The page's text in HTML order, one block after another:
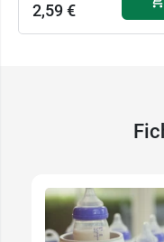
2,59 €
4 CH 2,59 €